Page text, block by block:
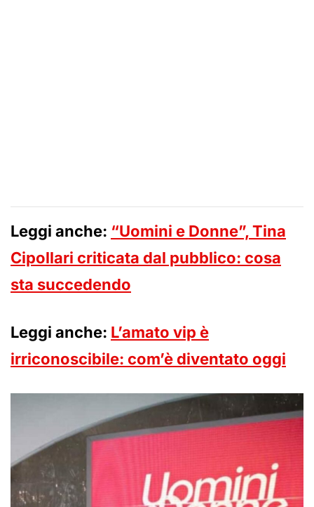
Leggi anche: “Uomini e Donne”, Tina
Cipollari criticata dal pubblico: cosa
sta succedendo
Leggi anche: L’amato vip è
irriconoscibile: com’è diventato oggi